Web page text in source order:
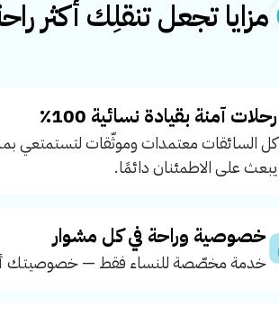
مزايا تجعل تنقلِك أكثر
رحلات آمنة بقيادة نسائية 100٪
كل السائقات معتمدات وموثّقات لتستمتعي
يبعث على الاطمئنان دائمًا.
خصوصية وراحة في كل مشوار
خدمة مخصّصة للنساء فقط — خصوصيتك